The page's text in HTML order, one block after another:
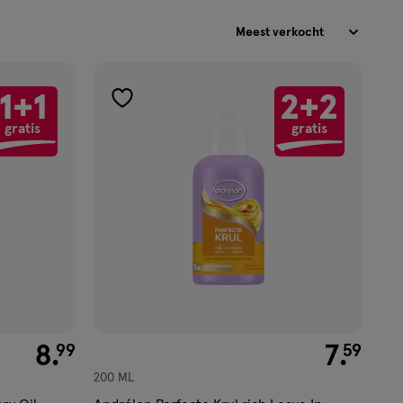
1+1
gratis
€ 8.99
8.99
2+2
gratis
toevoegen
€ 7.59
7.59
200 ML